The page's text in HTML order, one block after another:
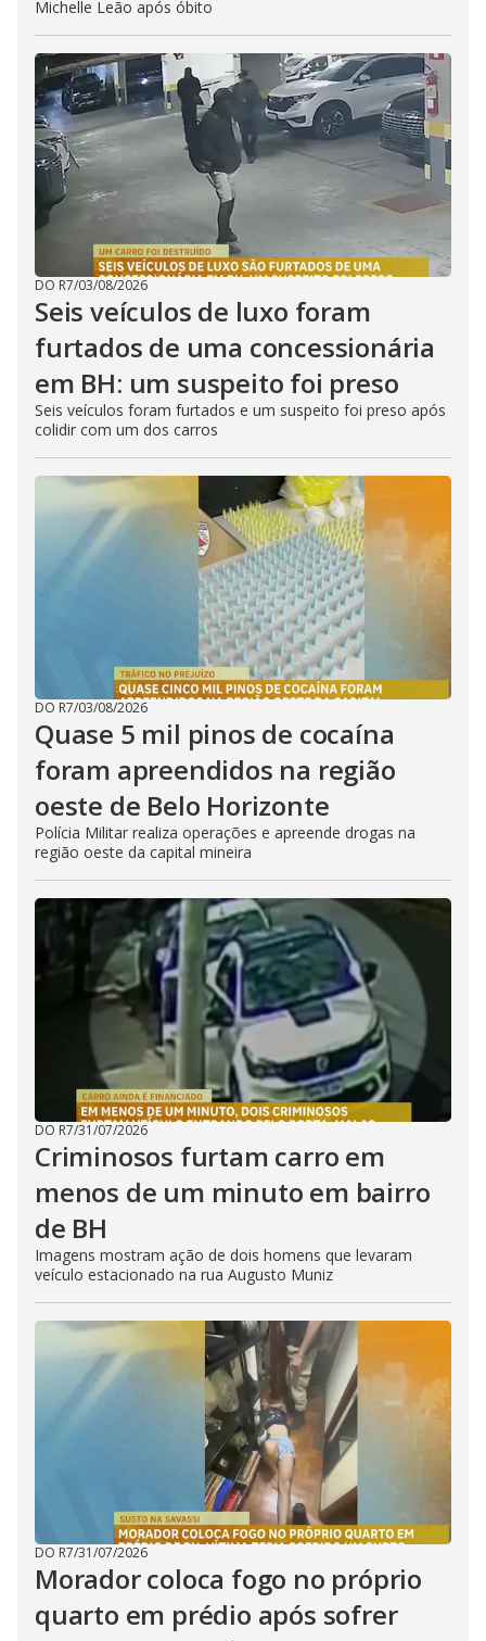
Michelle Leão após óbito
DO R7/03/08/2026
Seis veículos de luxo foram
furtados de uma concessionária
em BH: um suspeito foi preso
Seis veículos foram furtados e um suspeito foi preso após
colidir com um dos carros
DO R7/03/08/2026
Quase 5 mil pinos de cocaína
foram apreendidos na região
oeste de Belo Horizonte
Polícia Militar realiza operações e apreende drogas na
região oeste da capital mineira
DO R7/31/07/2026
Criminosos furtam carro em
menos de um minuto em bairro
de BH
Imagens mostram ação de dois homens que levaram
veículo estacionado na rua Augusto Muniz
DO R7/31/07/2026
Morador coloca fogo no próprio
quarto em prédio após sofrer